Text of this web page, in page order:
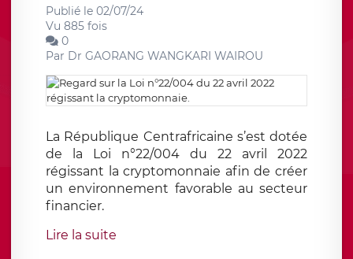
Publié le 02/07/24
Vu 885 fois
0
Par Dr GAORANG WANGKARI WAIROU
La République Centrafricaine s’est dotée
de la Loi n°22/004 du 22 avril 2022
régissant la cryptomonnaie afin de créer
un environnement favorable au secteur
financier.
Lire la suite